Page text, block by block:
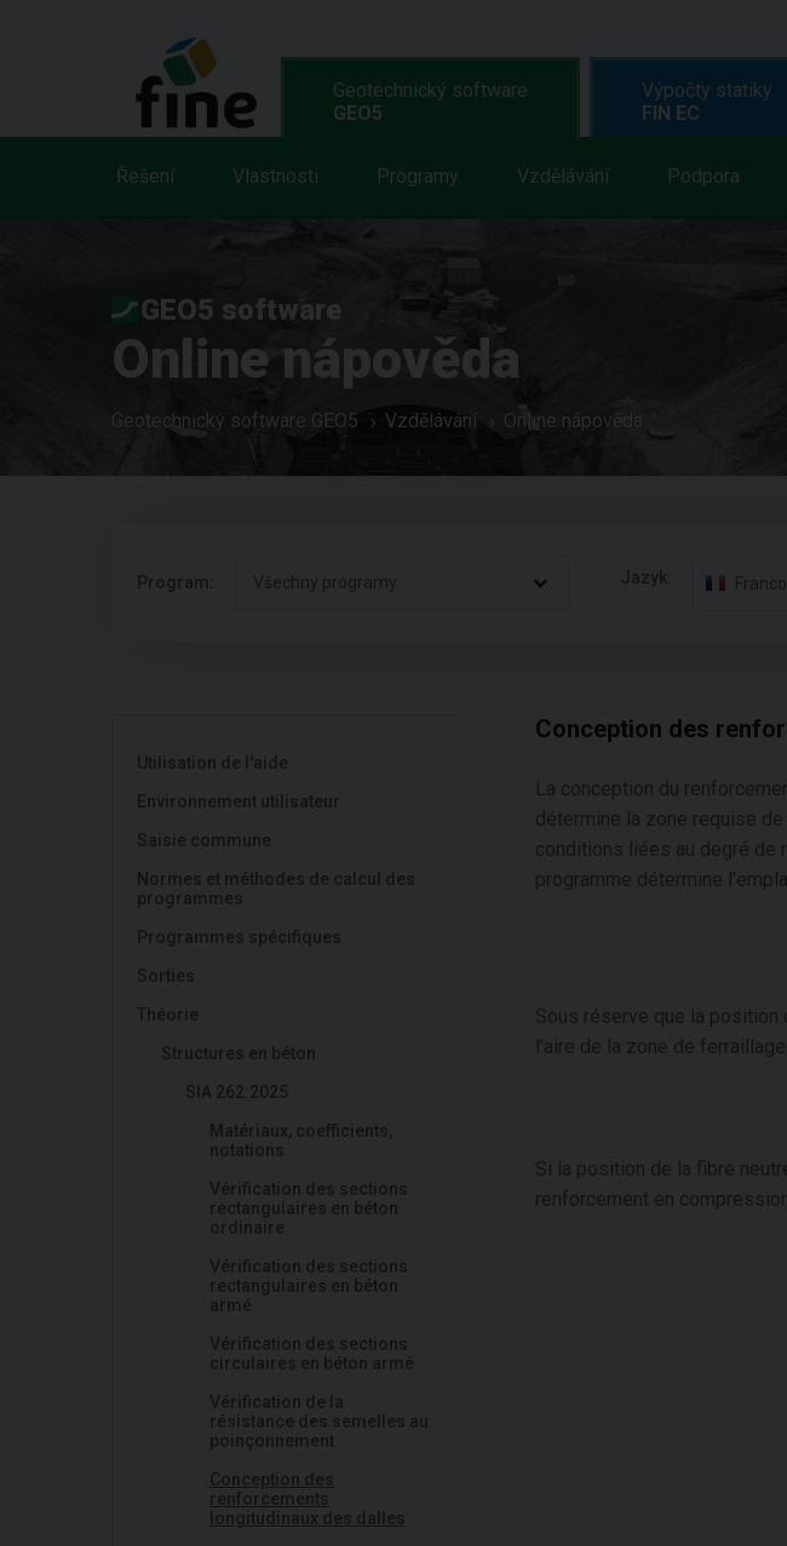
Geotechnický software
GEO5
Řešení Vlastnosti Programy Vzdělávání Podpora
Výpočty statiky
FIN EC
GEO5 software
Online nápověda
Geotechnický software GEO5 Vzdělávání Online nápověda
Program: Všechny programy Jazyk:
Utilisation de l'aide
Environnement utilisateur
Saisie commune
Normes et méthodes de calcul des
programmes
Programmes spécifiques
Sorties
Théorie
Structures en béton
SIA 262:2025
Matériaux, coefficients,
notations
Vérification des sections
rectangulaires en béton
ordinaire
Vérification des sections
rectangulaires en béton
armé
Vérification des sections
circulaires en béton armé
Vérification de la
résistance des semelles au
poinçonnement
Conception des
renforcements
longitudinaux des dalles
Conception des
La conception du
détermine la zone requise
conditions liées au degré de
programme détermine
Sous réserve que la position
l'aire de la zone de
Si la position de la fibre
renforcement en